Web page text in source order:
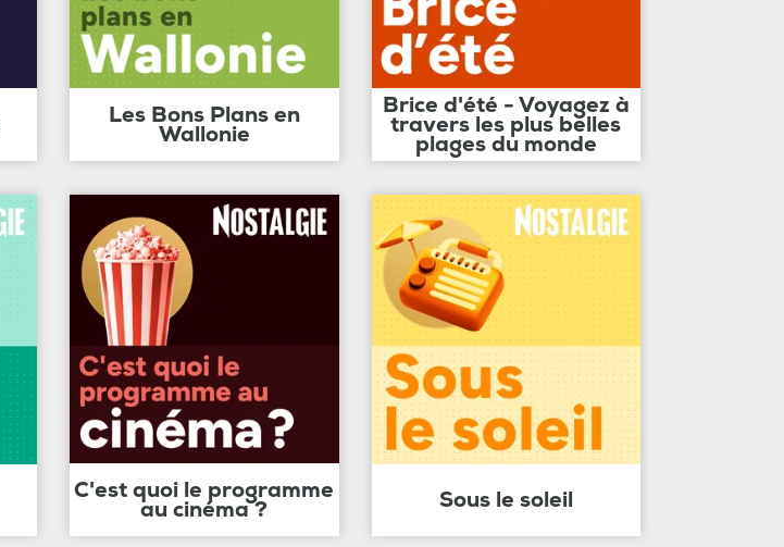
Les Bons Plans en
Wallonie
Brice d'été - Voyagez à
travers les plus belles
plages du monde
C'est quoi le programme
au cinéma ? Sous le soleil